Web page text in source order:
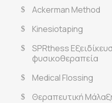
Ackerman Method
Kinesiotaping
SPRthess
φυσικοθεραπεία
Medical Flossing
Θεραπευτική